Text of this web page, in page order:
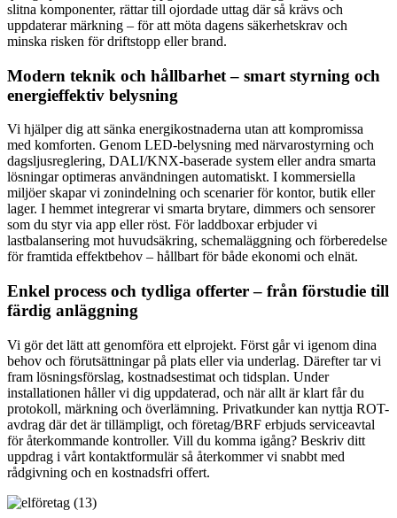
slitna komponenter, rättar till ojordade uttag där så krävs och
uppdaterar märkning – för att möta dagens säkerhetskrav och
minska risken för driftstopp eller brand.
Modern teknik och hållbarhet – smart styrning och
energieffektiv belysning
Vi hjälper dig att sänka energikostnaderna utan att kompromissa
med komforten. Genom LED-belysning med närvarostyrning och
dagsljusreglering, DALI/KNX-baserade system eller andra smarta
lösningar optimeras användningen automatiskt. I kommersiella
miljöer skapar vi zonindelning och scenarier för kontor, butik eller
lager. I hemmet integrerar vi smarta brytare, dimmers och sensorer
som du styr via app eller röst. För laddboxar erbjuder vi
lastbalansering mot huvudsäkring, schemaläggning och förberedelse
för framtida effektbehov – hållbart för både ekonomi och elnät.
Enkel process och tydliga offerter – från förstudie till
färdig anläggning
Vi gör det lätt att genomföra ett elprojekt. Först går vi igenom dina
behov och förutsättningar på plats eller via underlag. Därefter tar vi
fram lösningsförslag, kostnadsestimat och tidsplan. Under
installationen håller vi dig uppdaterad, och när allt är klart får du
protokoll, märkning och överlämning. Privatkunder kan nyttja ROT-
avdrag där det är tillämpligt, och företag/BRF erbjuds serviceavtal
för återkommande kontroller. Vill du komma igång? Beskriv ditt
uppdrag i vårt kontaktformulär så återkommer vi snabbt med
rådgivning och en kostnadsfri offert.